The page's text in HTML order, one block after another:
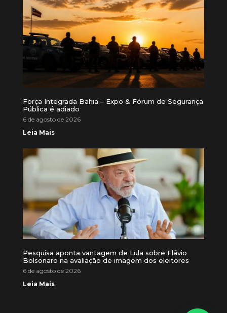
Força Integrada Bahia – Expo & Fórum de Segurança
Pública é adiado
6 de agosto de 2026
Leia Mais
Pesquisa aponta vantagem de Lula sobre Flávio
Bolsonaro na avaliação de imagem dos eleitores
6 de agosto de 2026
Leia Mais